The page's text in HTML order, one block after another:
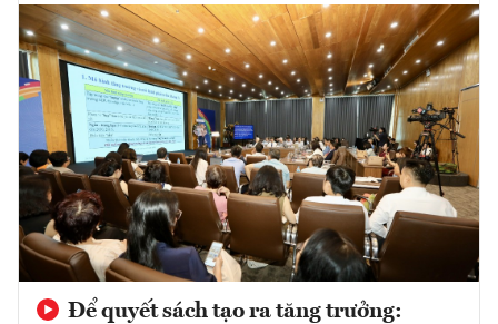
Để quyết sách tạo ra tăng trưởng: